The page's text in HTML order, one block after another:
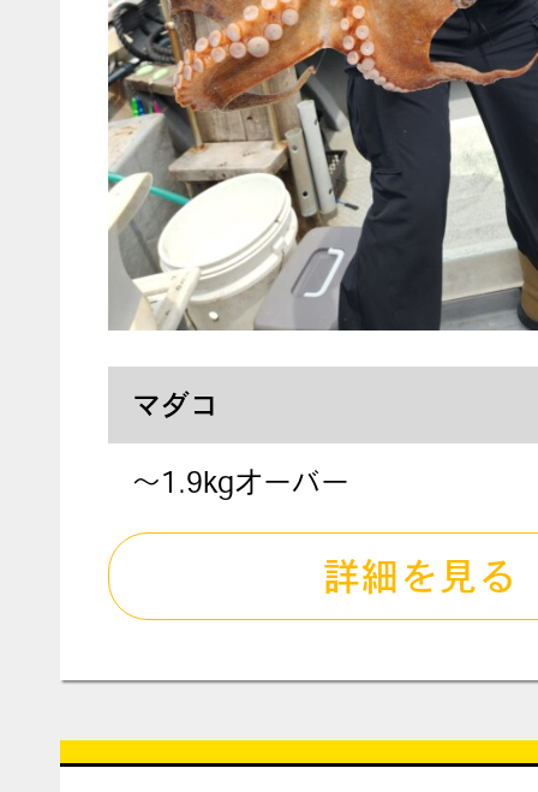
マダコ
～1.9kgオーバー
詳細を見る